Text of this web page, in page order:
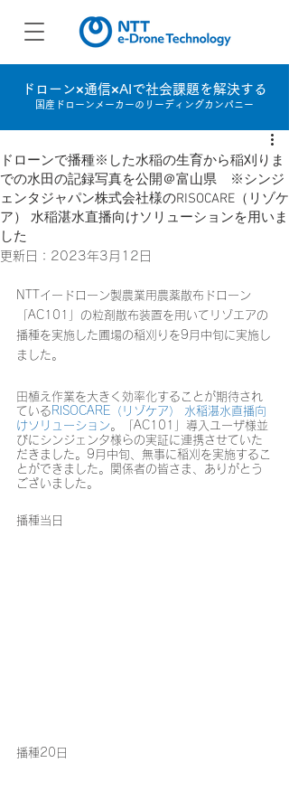
ドローン×通信×AIで社会課題を解決する
国産ドローンメーカーのリーディングカンパニー
ドローンで播種※した水稲の生育から稲刈りま
での水田の記録写真を公開＠富山県 ※シンジ
ェンタジャパン株式会社様のRISOCARE（リゾケ
ア） 水稲湛水直播向けソリューションを用いま
した
更新日： 2023年3月12日
NTTイードローン製農業用農薬散布ドローン
「AC101」の粒剤散布装置を用いてリゾエアの
播種を実施した圃場の稲刈りを9月中旬に実施し
ました。
田植え作業を大きく効率化することが期待され
ている RISOCARE（リゾケア） 水稲湛水直播向
けソリューション。「AC101」導入ユーザ様並
びにシンジェンタ様らの実証に連携させていた
だきました。9月中旬、無事に稲刈を実施するこ
とができました。関係者の皆さま、ありがとう
ございました。
播種当日
播種20日